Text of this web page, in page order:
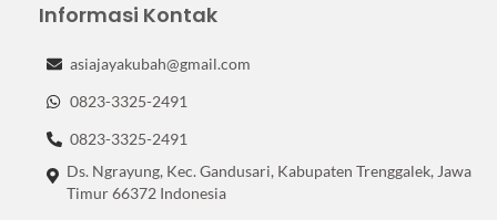
Informasi Kontak
asiajayakubah@gmail.com
0823-3325-2491
0823-3325-2491
Ds. Ngrayung, Kec. Gandusari, Kabupaten Trenggalek, Jawa
Timur 66372 Indonesia